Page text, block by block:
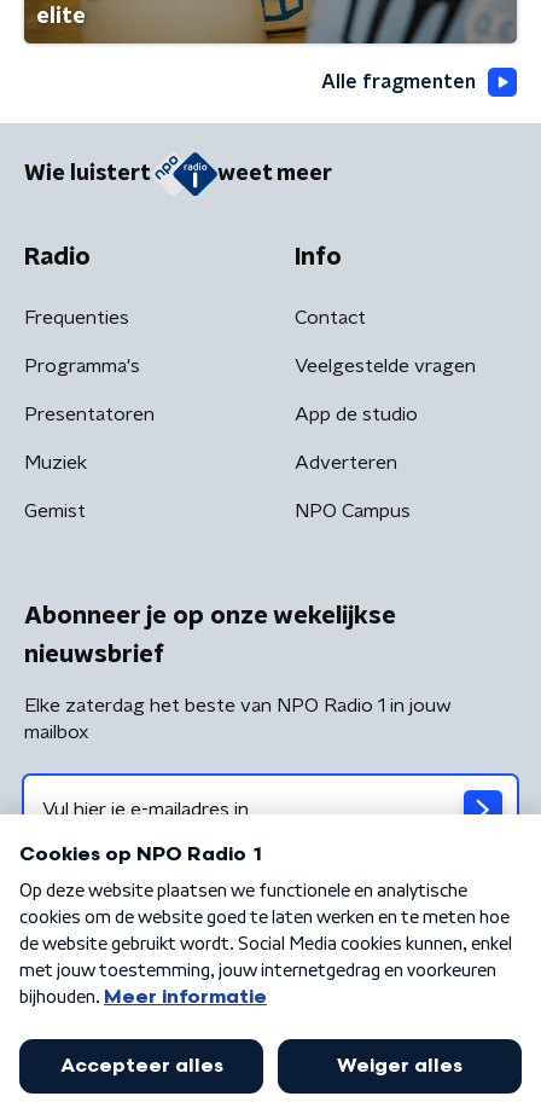
elite
Alle fragmenten
Wie luistert weet meer
Radio
Frequenties
Programma's
Presentatoren
Muziek
Gemist
Info
Contact
Veelgestelde vragen
App de studio
Adverteren
NPO Campus
Abonneer je op onze wekelijkse
nieuwsbrief
Elke zaterdag het beste van NPO Radio 1 in jouw
mailbox
Algemene voorwaarden Privacybeleid